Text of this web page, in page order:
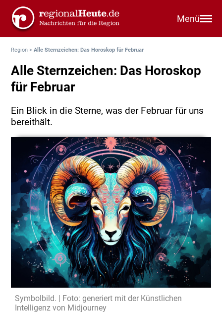
Menü
Region >Alle Sternzeichen: Das Horoskop für Februar
Alle Sternzeichen: Das Horoskop
für Februar
Ein Blick in die Sterne, was der Februar für uns
bereithält.
Symbolbild. | Foto: generiert mit der Künstlichen
Intelligenz von Midjourney